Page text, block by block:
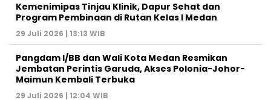
Kemenimipas Tinjau Klinik, Dapur Sehat dan
Program Pembinaan di Rutan Kelas I Medan
29 Juli 2026 | 13:13 WIB
Pangdam I/BB dan Wali Kota Medan Resmikan
Jembatan Perintis Garuda, Akses Polonia-Johor-
Maimun Kembali Terbuka
29 Juli 2026 | 12:04 WIB